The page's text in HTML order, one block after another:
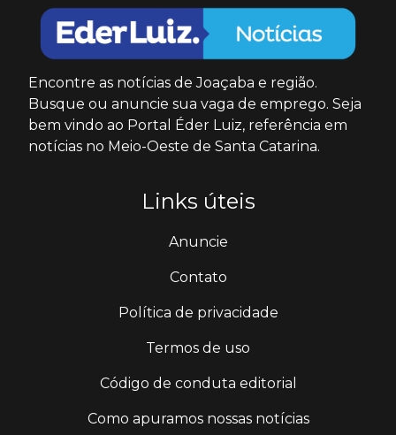
Encontre as notícias de Joaçaba e região.
Busque ou anuncie sua vaga de emprego. Seja
bem vindo ao Portal Éder Luiz, referência em
notícias no Meio-Oeste de Santa Catarina.
Links úteis
Anuncie
Contato
Política de privacidade
Termos de uso
Código de conduta editorial
Como apuramos nossas notícias